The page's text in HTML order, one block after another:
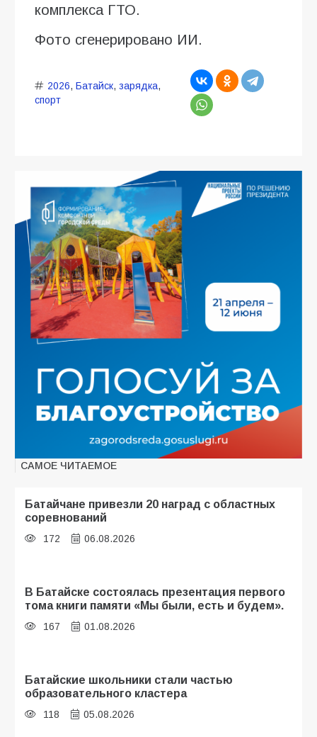
комплекса ГТО.
Фото сгенерировано ИИ.
2026, Батайск, зарядка,
спорт
САМОЕ ЧИТАЕМОЕ
Батайчане привезли 20 наград с областных
соревнований
172 06.08.2026
В Батайске состоялась презентация первого
тома книги памяти «Мы были, есть и будем».
167 01.08.2026
Батайские школьники стали частью
образовательного кластера
118 05.08.2026